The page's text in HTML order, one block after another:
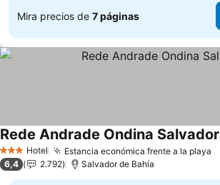
Mira precios de 7 páginas
3 Estrellas
Hotel Estancia económica frente a la playa
Rede Andrade Ondina Salvador
6,4 2.792 Salvador de Bahía